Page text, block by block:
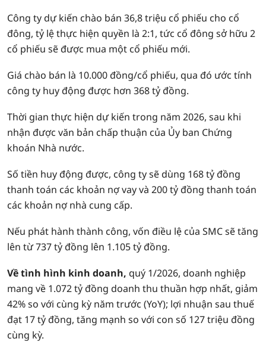
Công ty dự kiến chào bán 36,8 triệu cổ phiếu cho cổ
đông, tỷ lệ thực hiện quyền là 2:1, tức cổ đông sở hữu 2
cổ phiếu sẽ được mua một cổ phiếu mới.
Giá chào bán là 10.000 đồng/cổ phiếu, qua đó ước tính
công ty huy động được hơn 368 tỷ đồng.
Thời gian thực hiện dự kiến trong năm 2026, sau khi
nhận được văn bản chấp thuận của Ủy ban Chứng
khoán Nhà nước.
Số tiền huy động được, công ty sẽ dùng 168 tỷ đồng
thanh toán các khoản nợ vay và 200 tỷ đồng thanh toán
các khoản nợ nhà cung cấp.
Nếu phát hành thành công, vốn điều lệ của SMC sẽ tăng
lên từ 737 tỷ đồng lên 1.105 tỷ đồng.
Về tình hình kinh doanh, quý 1/2026, doanh nghiệp
mang về 1.072 tỷ đồng doanh thu thuần hợp nhất, giảm
42% so với cùng kỳ năm trước (YoY); lợi nhuận sau thuế
đạt 17 tỷ đồng, tăng mạnh so với con số 127 triệu đồng
cùng kỳ.